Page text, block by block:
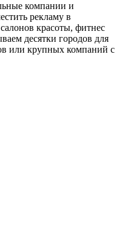
компании и
рекламу в
красоты, фитнес
десятки городов для
или крупных компаний с